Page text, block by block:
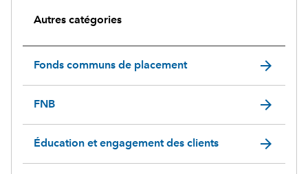
Autres catégories
Fonds communs de placement arrow_forward
FNB arrow_forward
Éducation et engagement des clients arrow_forward